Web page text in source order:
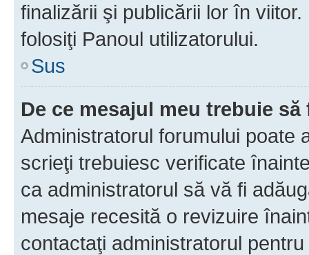
finalizării şi publicării lor în
folosiţi Panoul utilizatorului.
Sus
De ce mesajul meu trebuie
Administratorul forumului poate
scrieţi trebuiesc verificate
ca administratorul să vă fi
mesaje recesită o revizuire
contactaţi administratorul